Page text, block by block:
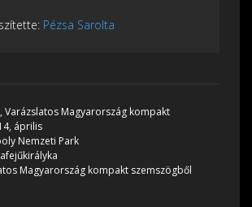
Pézsa Sarolta
Varázslatos Magyarország kompakt
április
Nemzeti Park
Magyarország kompakt szemszögből